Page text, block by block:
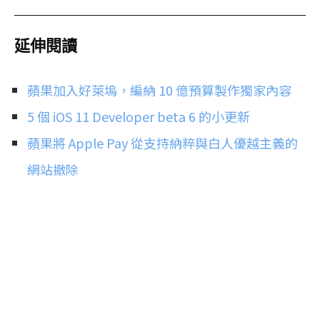
延伸閱讀
蘋果加入好萊塢，編納 10 億預算製作獨家內容
5 個 iOS 11 Developer beta 6 的小更新
蘋果將 Apple Pay 從支持納粹與白人優越主義的
網站撤除